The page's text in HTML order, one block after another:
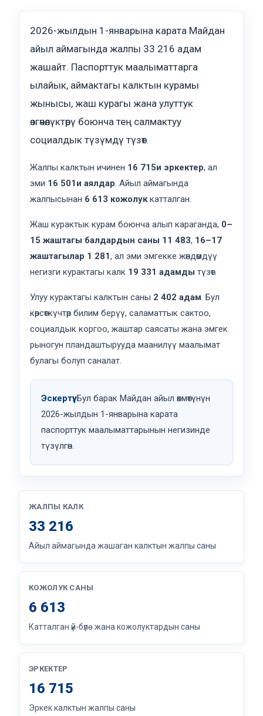
2026-жылдын 1-январына карата Майдан
айыл аймагында жалпы 33 216 адам
жашайт. Паспорттук маалыматтарга
ылайык, аймактагы калктын курамы
жынысы, жаш курагы жана улуттук
өзгөчөлүктөрү боюнча тең салмактуу
социалдык түзүмдү түзөт.
Жалпы калктын ичинен 16 715и эркектер, ал
эми 16 501и аялдар. Айыл аймагында
жалпысынан 6 613 кожолуккатталган.
Жаш курактык курам боюнча алып караганда, 0–
15 жаштагы балдардын саны 11 483, 16–17
жаштагылар 1 281, ал эми эмгекке жөндөмдүү
негизги курактагы калк 19 331 адамды түзөт.
Улуу курактагы калктын саны 2 402 адам. Бул
көрсөткүчтөр билим берүү, саламаттык сактоо,
социалдык коргоо, жаштар саясаты жана эмгек
рыногун пландаштырууда маанилүү маалымат
булагы болуп саналат.
Эскертүү:Бул барак Майдан айыл өкмөтүнүн
2026-жылдын 1-январына карата
паспорттук маалыматтарынын негизинде
түзүлгөн.
ЖАЛПЫ КАЛК
33 216
Айыл аймагында жашаган калктын жалпы саны
КОЖОЛУК САНЫ
6 613
Катталган үй-бүлө жана кожолуктардын саны
ЭРКЕКТЕР
16 715
Эркек калктын жалпы саны